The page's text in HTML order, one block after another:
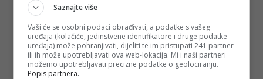
Saznajte više
Vaši će se osobni podaci obrađivati, a podatke s vašeg
uređaja (kolačiće, jedinstvene identifikatore i druge podatke
uređaja) može pohranjivati, dijeliti te im pristupati 241 partner
ili ih može upotrebljavati ova web-lokacija. Mi i naši partneri
možemo upotrebljavati precizne podatke o geolociranju.
Popis partnera.